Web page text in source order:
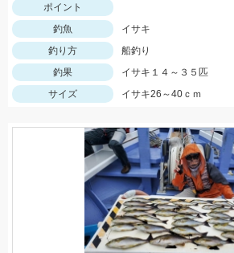
ポイント
釣魚
イサキ
釣り方
船釣り
釣果
イサキ１４～３５匹
サイズ
イサキ26～40ｃｍ